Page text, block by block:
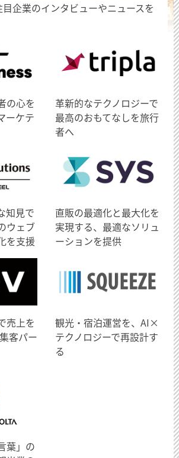
企業のインタビューやニュースを
の心を
ーケテ
革新的なテクノロジーで
最高のおもてなしを旅行
者へ
知見で
ウェブ
を支援
直販の最適化と最大化を
実現する、最適なソリュ
ーションを提供
売上を
客パー
観光・宿泊運営を、AI×
テクノロジーで再設計す
る
葉」の